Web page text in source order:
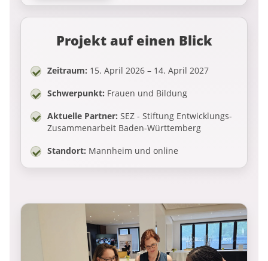
Projekt auf einen Blick
Zeitraum: 15. April 2026 – 14. April 2027
Schwerpunkt: Frauen und Bildung
Aktuelle Partner: SEZ - Stiftung Entwicklungs-
Zusammenarbeit Baden-Württemberg
Standort: Mannheim und online